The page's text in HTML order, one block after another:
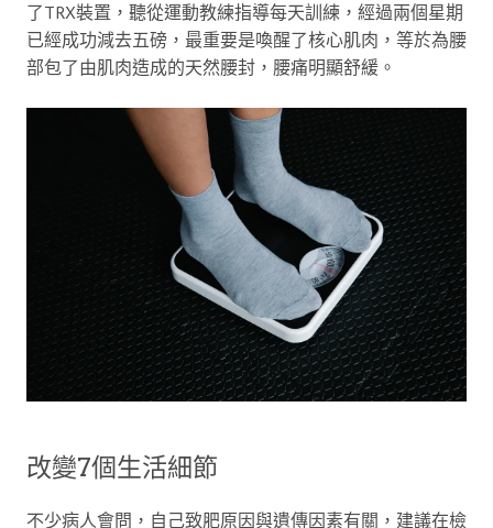
了TRX裝置，聽從運動教練指導每天訓練，經過兩個星期
已經成功減去五磅，最重要是喚醒了核心肌肉，等於為腰
部包了由肌肉造成的天然腰封，腰痛明顯舒緩。
改變7個生活細節
不少病人會問，自己致肥原因與遺傳因素有關，建議在檢